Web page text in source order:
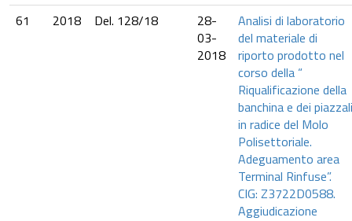
61
2018 Del. 128/18
28-
03-
2018
Analisi di laboratorio
del materiale di
riporto prodotto nel
corso della “
Riqualificazione della
banchina e dei piazzali
in radice del Molo
Polisettoriale.
Adeguamento area
Terminal Rinfuse”.
CIG: Z3722D0588.
Aggiudicazione